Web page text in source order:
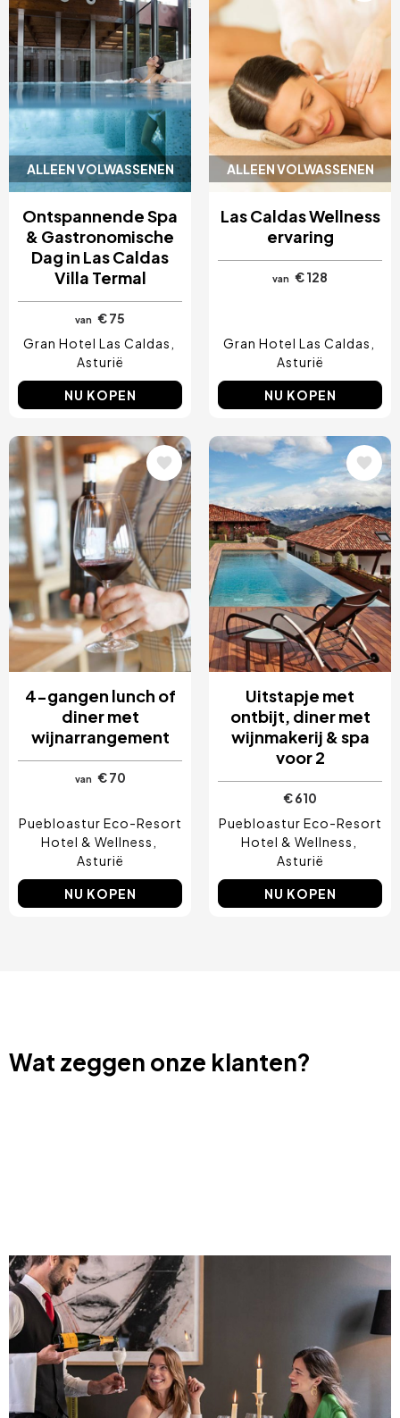
ALLEEN VOLWASSENEN
Ontspannende Spa
& Gastronomische
Dag in Las Caldas
Villa Termal
van
€ 75
Gran Hotel Las Caldas
Asturië
NU KOPEN
ALLEEN VOLWASSENEN
Las Caldas Wellness
ervaring
van € 128
Gran Hotel Las Caldas
Asturië
NU KOPEN
Afbeelding
4-gangen lunch of
diner met
wijnarrangement
van € 70
Puebloastur Eco-Resort
Hotel & Wellness
Asturië
NU KOPEN
Afbeelding
Uitstapje met
ontbijt, diner met
wijnmakerij & spa
voor 2
€ 610
Puebloastur Eco-Resort
Hotel & Wellness
Asturië
NU KOPEN
Wat zeggen onze klanten?